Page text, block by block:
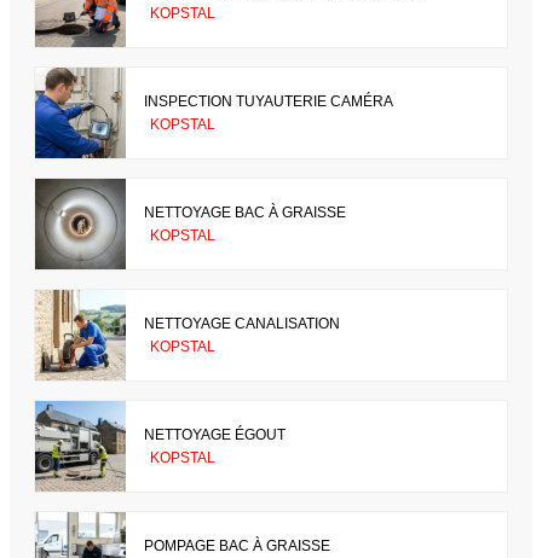
KOPSTAL
INSPECTION TUYAUTERIE CAMÉRA
KOPSTAL
NETTOYAGE BAC À GRAISSE
KOPSTAL
NETTOYAGE CANALISATION
KOPSTAL
NETTOYAGE ÉGOUT
KOPSTAL
POMPAGE BAC À GRAISSE